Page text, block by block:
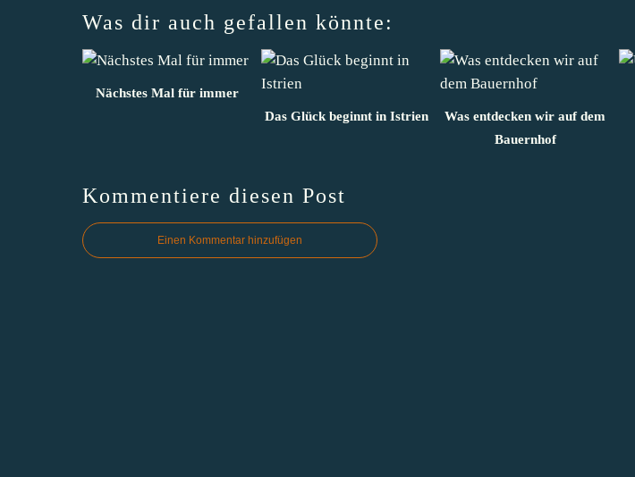
Was dir auch gefallen könnte:
Nächstes Mal für immer
Das Glück beginnt in Istrien
Was entdecken wir auf dem
Bauernhof
Kommentiere diesen Post
Einen Kommentar hinzufügen